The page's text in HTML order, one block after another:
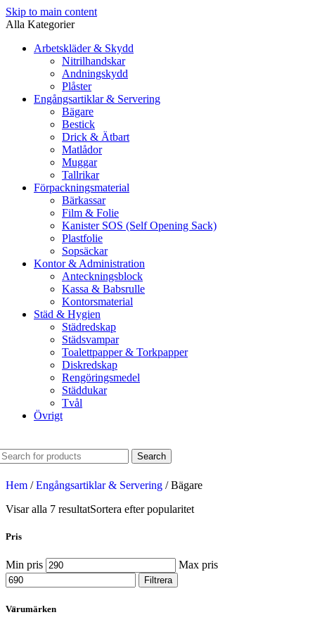
Skip to main content
Alla Kategorier
Arbetskläder & Skydd
Nitrilhandskar
Andningskydd
Plåster
Engångsartiklar & Servering
Bägare
Bestick
Drick & Ätbart
Matlådor
Muggar
Tallrikar
Förpackningsmaterial
Bärkassar
Film & Folie
Kanister SOS (Self Opening Sack)
Plastfolie
Sopsäckar
Kontor & Administration
Anteckningsblock
Kassa & Babsrulle
Kontorsmaterial
Städ & Hygien
Städredskap
Städsvampar
Toalettpapper & Torkpapper
Diskredskap
Rengöringsmedel
Städdukar
Tvål
Övrigt
Search
Hem / Engångsartiklar & Servering / Bägare
Visar alla 7 resultatSortera efter popularitet
Pris
Min pris Max pris
Filtrera
Varumärken